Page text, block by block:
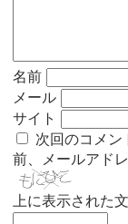
名前
メール
サイト
次回のコメン
前、メールアド
上に表示された